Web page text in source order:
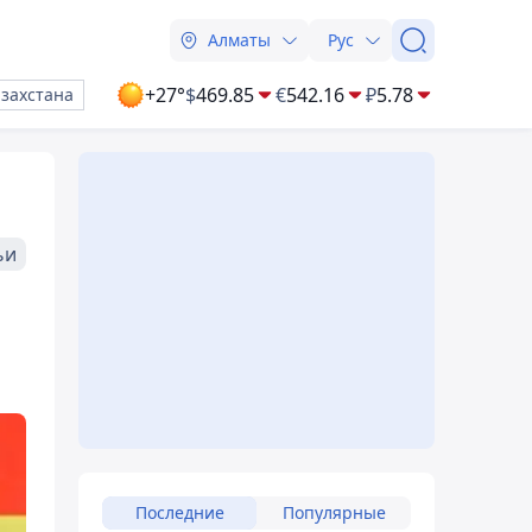
Алматы Рус
+27°$469.85 €542.16 ₽5.78
Последние Популярные